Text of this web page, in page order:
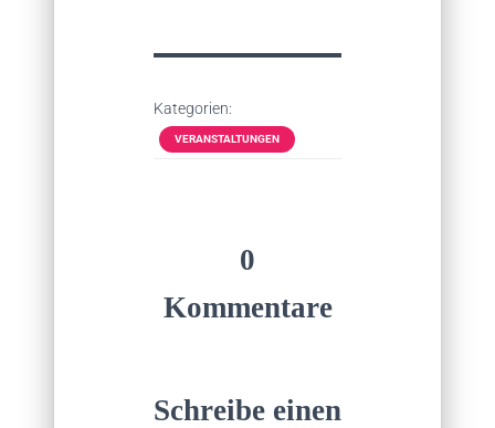
Kategorien:
VERANSTALTUNGEN
0
Kommentare
Schreibe einen